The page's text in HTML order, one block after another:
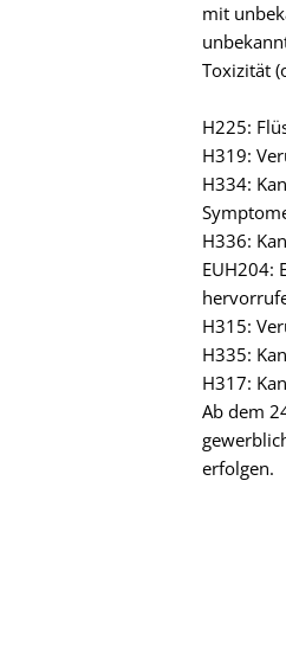
mit
Toxizität
H225:
H319:
H334:
H336:
EUH204:
H315:
H335:
H317:
Ab dem
erfolgen.